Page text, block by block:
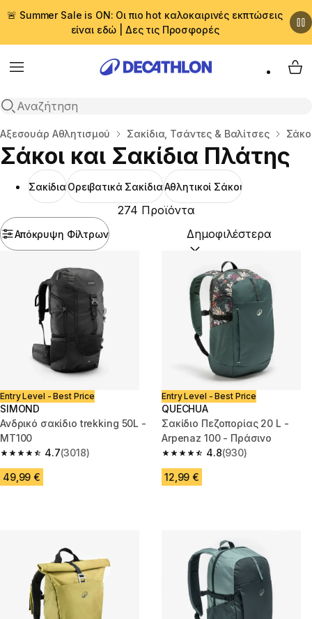
🚨 Summer Sale is ON: Οι πιο hot καλοκαιρινές εκπτώσεις
είναι εδώ | Δες τις Προσφορές
Menu
Αναζήτηση
My
Αρχική σελίδα
Αξεσουάρ Αθλητισμού Σακίδια, Τσάντες & Βαλίτσες
Σάκοι και Σακίδια Πλάτης
Σακίδια Ορειβατικά ΣακίδιαΑθλητικοί Σάκοι
Απόκρυψη Φίλτρων
274 Προϊόντα
Ταξινόμηση κατά:
Entry Level - Best Price
SIMOND
Ανδρικό σακίδιο trekking 50L -
MT100
4.7
4.7 out of 5 stars from 3018 reviews
(3018)
49,99 €
Entry Level - Best Price
QUECHUA
Σακίδιο Πεζοπορίας 20 L -
Arpenaz 100 - Πράσινο
4.8
4.8 out of 5 stars from 930
(930)
12,99 €